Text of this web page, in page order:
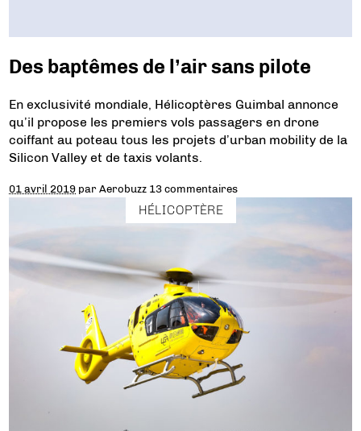
Des baptêmes de l’air sans pilote
En exclusivité mondiale, Hélicoptères Guimbal annonce
qu’il propose les premiers vols passagers en drone
coiffant au poteau tous les projets d’urban mobility de la
Silicon Valley et de taxis volants.
01 avril 2019 parAerobuzz 13 commentaires
HÉLICOPTÈRE